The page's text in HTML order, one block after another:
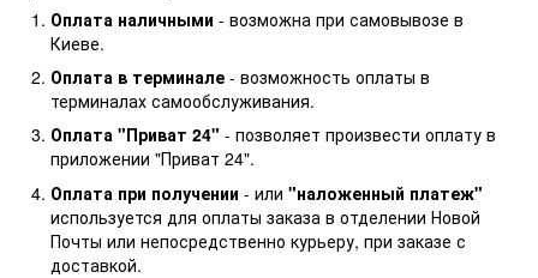
Оплата наличными - возможна при самовывозе в
Киеве.
Оплата в терминале - возможность оплаты в
терминалах самообслуживания.
Оплата "Приват 24" - позволяет произвести оплату в
приложении "Приват 24".
Оплата при получении - или "наложенный платеж"
используется для оплаты заказа в отделении Новой
Почты или непосредственно курьеру, при заказе с
доставкой.